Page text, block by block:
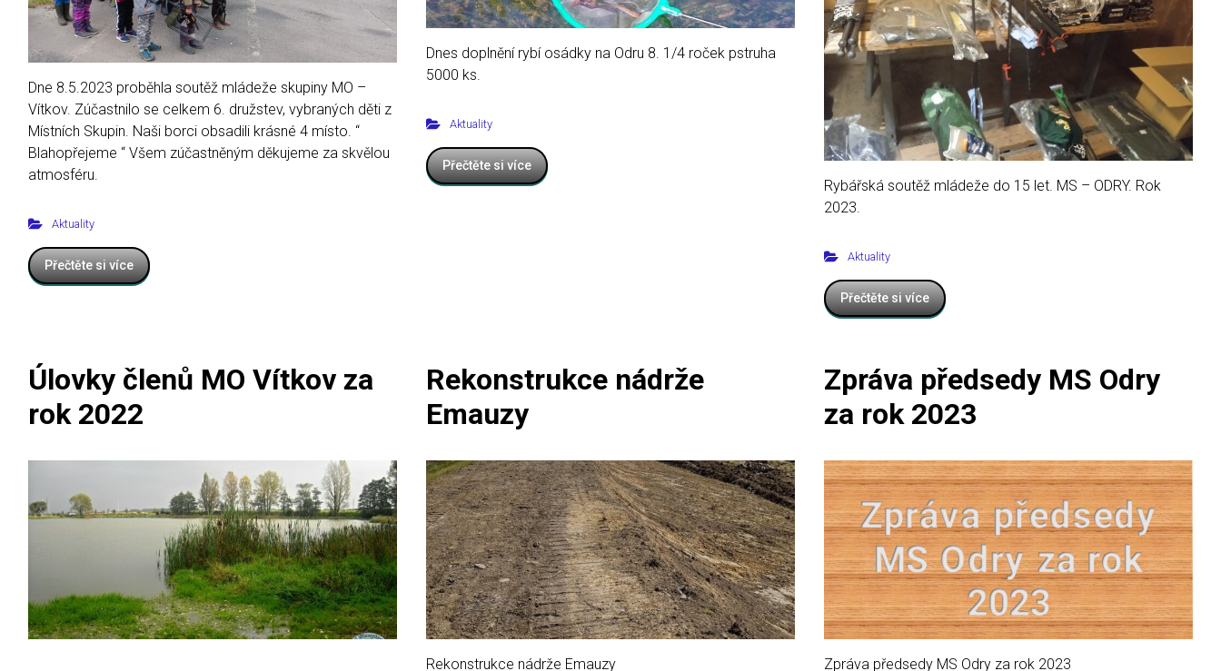
Dne 8.5.2023 proběhla soutěž mládeže skupiny MO –
Vítkov. Zúčastnilo se celkem 6. družstev, vybraných děti z
Místních Skupin. Naši borci obsadili krásné 4 místo. “
Blahopřejeme “ Všem zúčastněným děkujeme za skvělou
atmosféru.
Aktuality
Přečtěte si více
Dnes doplnění rybí osádky na Odru 8. 1/4 roček pstruha
5000 ks.
Aktuality
Přečtěte si více
Rybářská soutěž mládeže do 15 let. MS – ODRY. Rok
2023.
Aktuality
Přečtěte si více
Úlovky členů MO Vítkov za
rok 2022
Rekonstrukce nádrže
Emauzy
Rekonstrukce nádrže Emauzy
Zpráva předsedy MS Odry
za rok 2023
Zpráva předsedy MS Odry za rok 2023